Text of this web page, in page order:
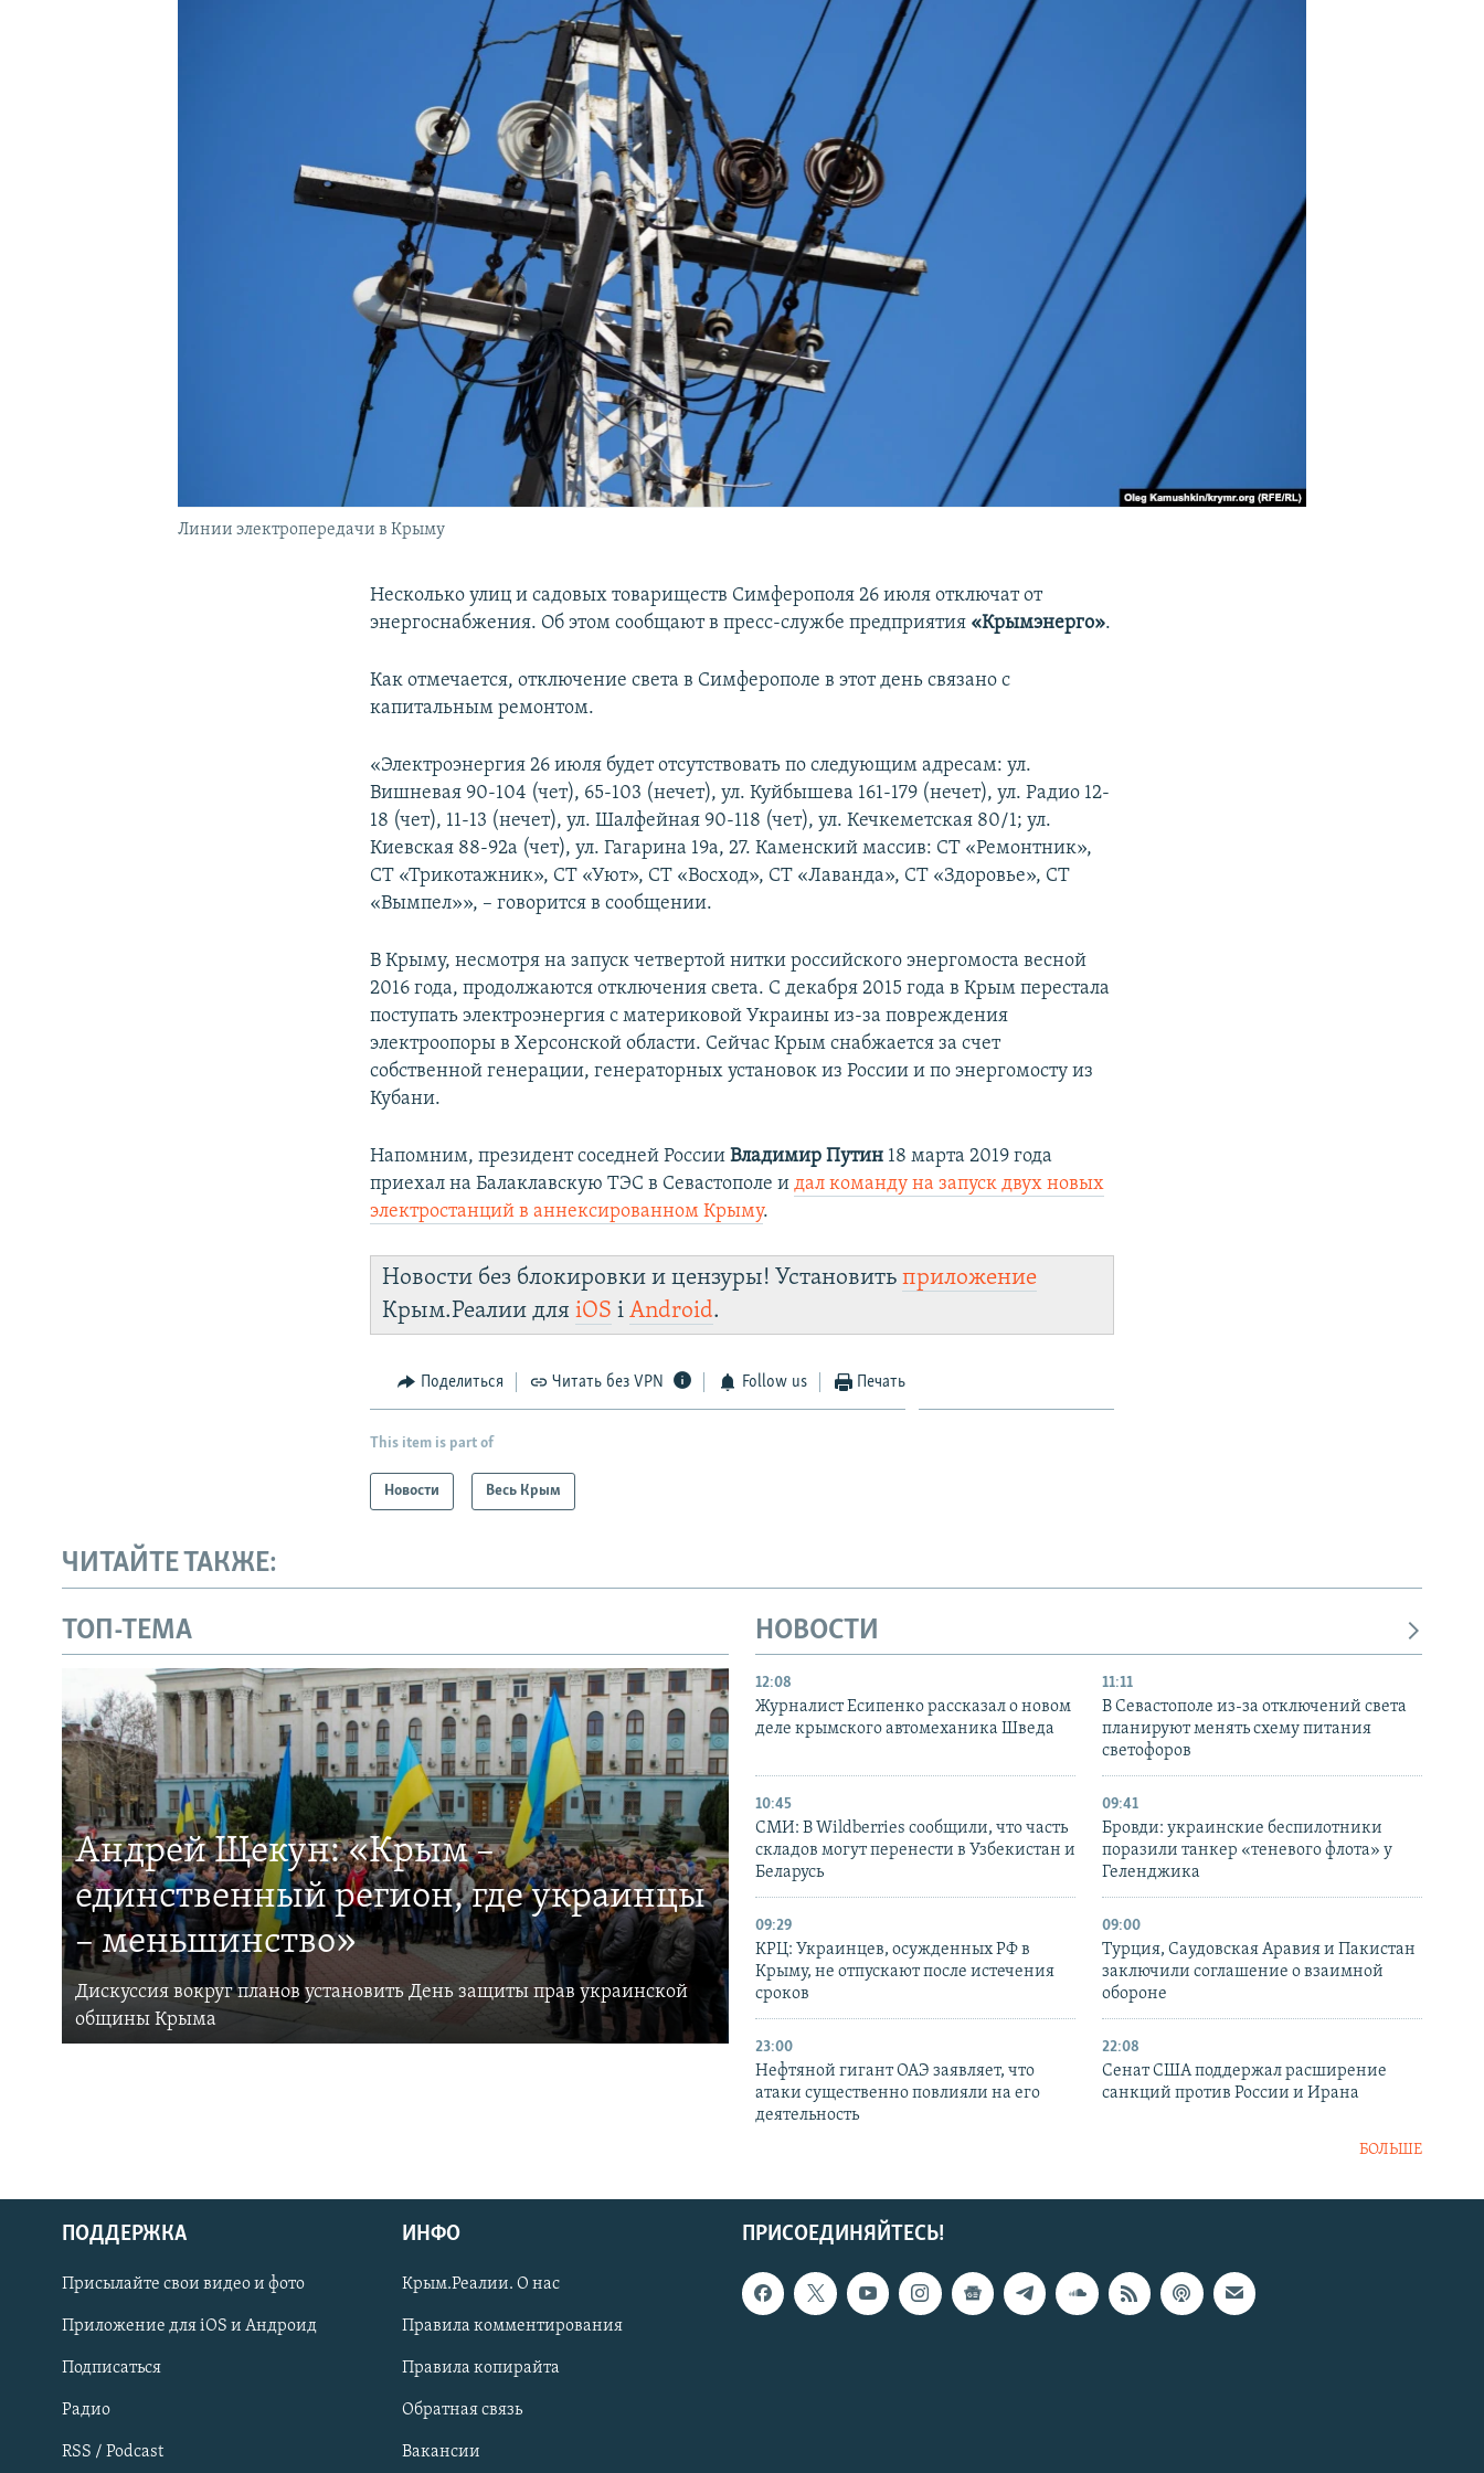
Українською
Qırımtatar
ПРИСОЕДИНЯЙТЕСЬ!
Линии электропередачи в Крыму
Несколько улиц и садовых товариществ Симферополя 26 июля отключат от
энергоснабжения. Об этом сообщают в пресс-службе предприятия «Крымэнерго».
Как отмечается, отключение света в Симферополе в этот день связано с
капитальным ремонтом.
«Электроэнергия 26 июля будет отсутствовать по следующим адресам: ул.
Вишневая 90-104 (чет), 65-103 (нечет), ул. Куйбышева 161-179 (нечет), ул. Радио 12-
18 (чет), 11-13 (нечет), ул. Шалфейная 90-118 (чет), ул. Кечкеметская 80/1; ул.
Киевская 88-92а (чет), ул. Гагарина 19а, 27. Каменский массив: СТ «Ремонтник»,
СТ «Трикотажник», СТ «Уют», СТ «Восход», СТ «Лаванда», СТ «Здоровье», СТ
«Вымпел»», – говорится в сообщении.
В Крыму, несмотря на запуск четвертой нитки российского энергомоста весной
2016 года, продолжаются отключения света. С декабря 2015 года в Крым перестала
поступать электроэнергия с материковой Украины из-за повреждения
электроопоры в Херсонской области. Сейчас Крым снабжается за счет
собственной генерации, генераторных установок из России и по энергомосту из
Кубани.
Напомним, президент соседней РоссииВладимир Путин 18 марта 2019 года
приехал на Балаклавскую ТЭС в Севастополе идал команду на запуск двух новых
электростанций в аннексированном Крыму.
Новости без блокировки и цензуры! Установитьприложение
Крым.Реалии дляiOS іAndroid.
Поделиться Читать без VPN Follow us Печать
This item is part of
Новости Весь Крым
ЧИТАЙТЕ ТАКЖЕ:
ТОП-ТЕМА
Андрей Щекун: «Крым –
единственный регион, где украинцы
– меньшинство»
Дискуссия вокруг планов установить День защиты прав украинской
общины Крыма
НОВОСТИ
12:08
Журналист Есипенко рассказал о новом
деле крымского автомеханика Шведа
11:11
В Севастополе из-за отключений света
планируют менять схему питания
светофоров
10:45
СМИ: В Wildberries сообщили, что часть
складов могут перенести в Узбекистан и
Беларусь
09:41
Бровди: украинские беспилотники
поразили танкер «теневого флота» у
Геленджика
09:29
КРЦ: Украинцев, осужденных РФ в
Крыму, не отпускают после истечения
сроков
09:00
Турция, Саудовская Аравия и Пакистан
заключили соглашение о взаимной
обороне
23:00
Нефтяной гигант ОАЭ заявляет, что
атаки существенно повлияли на его
деятельность
22:08
Сенат США поддержал расширение
санкций против России и Ирана
БОЛЬШЕ
ПРИСОЕДИНЯЙТЕСЬ!
ПОДДЕРЖКА
Присылайте свои видео и фото
Приложение для iOS и Андроид
Подписаться
Радио
RSS / Podcast
ИНФО
Крым.Реалии. О нас
Правила комментирования
Правила копирайта
Обратная связь
Вакансии